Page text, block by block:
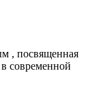
, посвященная
современной